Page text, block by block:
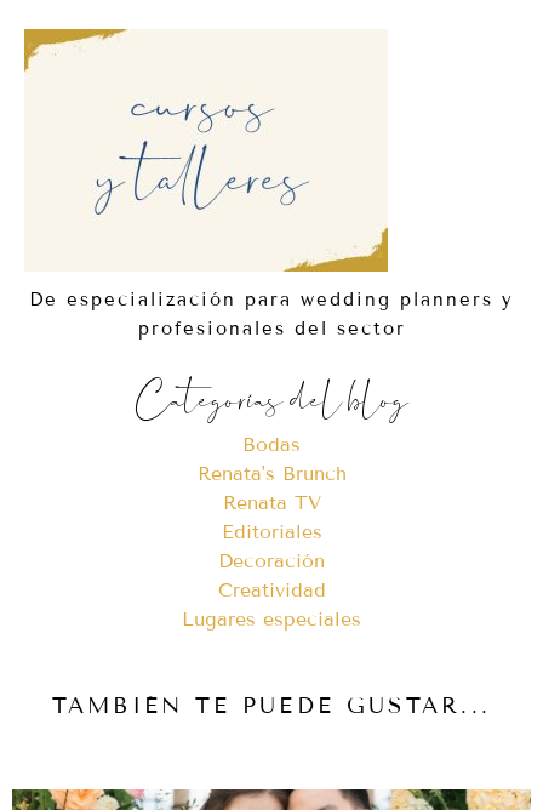
De especialización para wedding planners y
profesionales del sector
Categorías del blog
Bodas
Renata's Brunch
Renata TV
Editoriales
Decoración
Creatividad
Lugares especiales
TAMBIÉN TE PUEDE GUSTAR...